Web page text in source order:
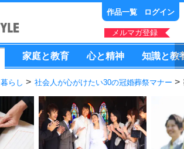
作品一覧 ログイン
メルマガ登録
家庭と教育 心と精神 知識と教
暮らし 社会人が心がけたい30の冠婚葬祭マナー